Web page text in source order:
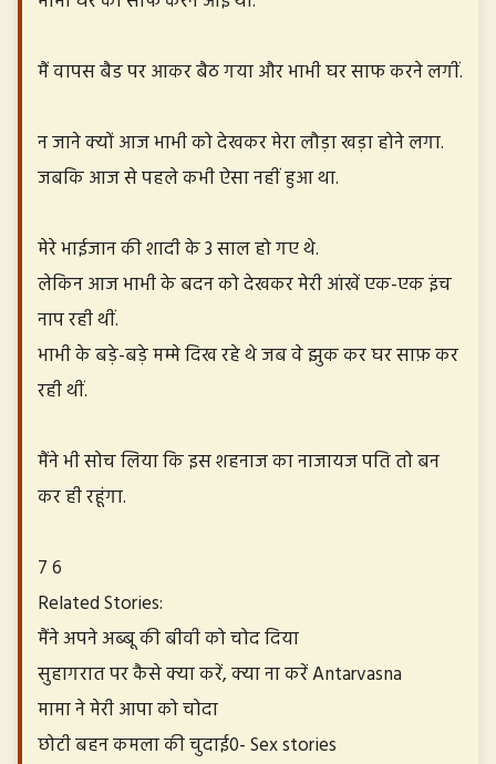
मैं वापस बैड पर आकर बैठ गया और भाभी घर साफ करने लगीं.
न जाने क्यों आज भाभी को देखकर मेरा लौड़ा खड़ा होने लगा.
जबकि आज से पहले कभी ऐसा नहीं हुआ था.
मेरे भाईजान की शादी के 3 साल हो गए थे.
लेकिन आज भाभी के बदन को देखकर मेरी आंखें एक-एक इंच
नाप रही थीं.
भाभी के बड़े-बड़े मम्मे दिख रहे थे जब वे झुक कर घर साफ़ कर
रही थीं.
मैंने भी सोच लिया कि इस शहनाज का नाजायज पति तो बन
कर ही रहूंगा.
7 6
Related Stories:
मैंने अपने अब्बू की बीवी को चोद दिया
सुहागरात पर कैसे क्या करें, क्या ना करें Antarvasna
मामा ने मेरी आपा को चोदा
छोटी बहन कमला की चुदाई0- Sex stories